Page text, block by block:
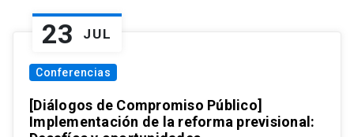
23 JUL
Conferencias
[Diálogos de Compromiso Público]
Implementación de la reforma previsional: